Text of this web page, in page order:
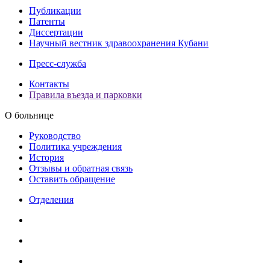
Публикации
Патенты
Диссертации
Научный вестник здравоохранения Кубани
Пресс-служба
Контакты
Правила въезда и парковки
О больнице
Руководство
Политика учреждения
История
Отзывы и обратная связь
Оставить обращение
Отделения